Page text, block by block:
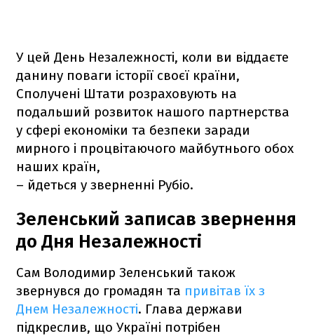
У цей День Незалежності, коли ви віддаєте
данину поваги історії своєї країни,
Сполучені Штати розраховують на
подальший розвиток нашого партнерства
у сфері економіки та безпеки заради
мирного і процвітаючого майбутнього обох
наших країн,
– йдеться у зверненні Рубіо.
Зеленський записав звернення
до Дня Незалежності
Сам Володимир Зеленський також
звернувся до громадян та привітав їх з
Днем Незалежності. Глава держави
підкреслив, що Україні потрібен